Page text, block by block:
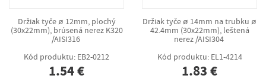
Držiak tyče ø 12mm, plochý
(30x22mm), brúsená nerez K320
/AISI316
Kód produktu: EB2-0212
1.54 €
Držiak tyče ø 14mm na trubku ø
42.4mm (30x22mm), leštená
nerez /AISI304
Kód produktu: EL1-4214
1.83 €